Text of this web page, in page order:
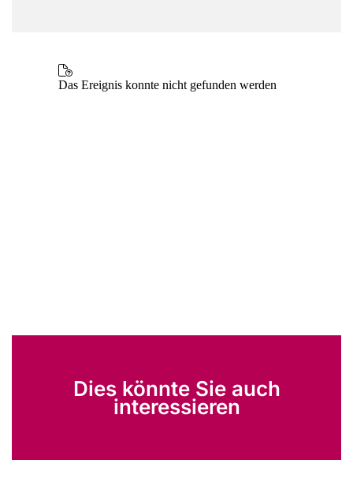
Dies könnte Sie auch
interessieren